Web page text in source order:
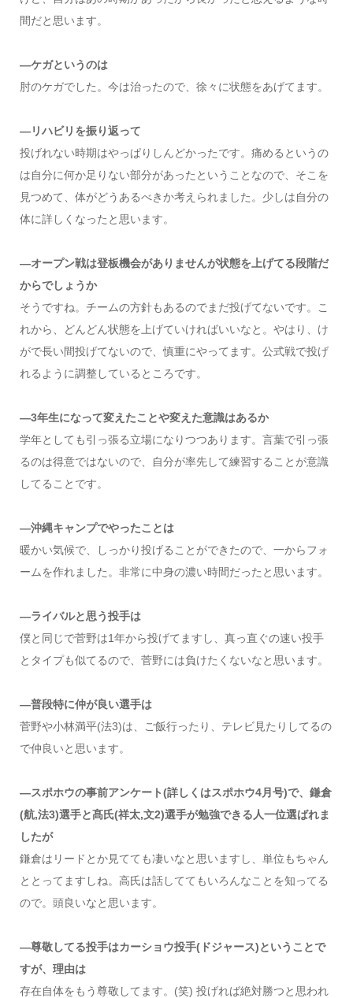
間だと思います。
―ケガというのは
肘のケガでした。今は治ったので、徐々に状態をあげてます。
―リハビリを振り返って
投げれない時期はやっぱりしんどかったです。痛めるというの
は自分に何か足りない部分があったということなので、そこを
見つめて、体がどうあるべきか考えられました。少しは自分の
体に詳しくなったと思います。
―オープン戦は登板機会がありませんが状態を上げてる段階だ
からでしょうか
そうですね。チームの方針もあるのでまだ投げてないです。こ
れから、どんどん状態を上げていければいいなと。やはり、け
がで長い間投げてないので、慎重にやってます。公式戦で投げ
れるように調整しているところです。
―3年生になって変えたことや変えた意識はあるか
学年としても引っ張る立場になりつつあります。言葉で引っ張
るのは得意ではないので、自分が率先して練習することが意識
してることです。
―沖縄キャンプでやったことは
暖かい気候で、しっかり投げることができたので、一からフォ
ームを作れました。非常に中身の濃い時間だったと思います。
―ライバルと思う投手は
僕と同じで菅野は1年から投げてますし、真っ直ぐの速い投手
とタイプも似てるので、菅野には負けたくないなと思います。
―普段特に仲が良い選手は
菅野や小林満平(法3)は、ご飯行ったり、テレビ見たりしてるの
で仲良いと思います。
―スポホウの事前アンケート(詳しくはスポホウ4月号)で、鎌倉
(航,法3)選手と髙氏(祥太,文2)選手が勉強できる人一位選ばれま
したが
鎌倉はリードとか見てても凄いなと思いますし、単位もちゃん
ととってますしね。高氏は話しててもいろんなことを知ってる
ので。頭良いなと思います。
―尊敬してる投手はカーショウ投手(ドジャース)ということで
すが、理由は
存在自体をもう尊敬してます。(笑) 投げれば絶対勝つと思われ